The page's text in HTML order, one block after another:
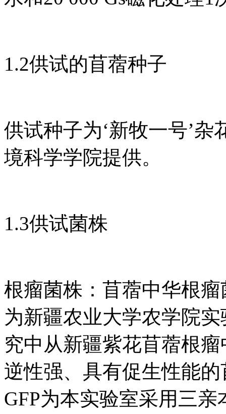
1.2供试的苜蓿种子
供试种子为‘新牧一号’
境科学学院提供。
1.3供试菌株
根瘤菌株：苜蓿中华根
为新疆农业大学农学院
究中从新疆紫花苜蓿根
逆性强、具有促生性能
GFP为本实验室采用三